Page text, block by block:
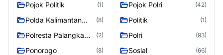
Pojok Politik (1) Pojok Polri (42)
Polda Kalimantan
(8) Politik (1)
Polresta Palangka
(2) Polri (93)
Ponorogo (8) Sosial (66)